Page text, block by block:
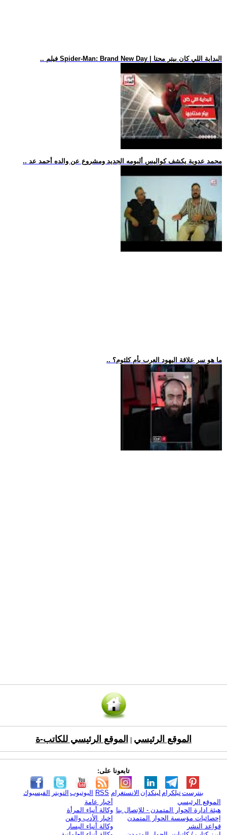
.. فيلم Spider-Man: Brand New Day | البداية اللي كان بيتر محتا
.. محمد عدوية يكشف كواليس ألبومه الجديد ومشروع عن والده أحمد عد
.. ما هو سر علاقة اليهود العرب بأم كلثوم؟
الموقع الرئيسي الموقع الرئيسي للكاتب-ة
تابعونا على:
الفيسبوك التويتر اليوتيوب RSS الانستغرام لينكدإن تيلكرامبنترست
الموقع الرئيسي
هيئة ادارة الحوار المتمدن - للإتصال بنا
إحصائيات مؤسسة الحوار المتمدن
قواعد النشر
أخبار عامة
وكالة أنباء المرأة
اخبار الأدب والفن
وكالة أنباء اليسار